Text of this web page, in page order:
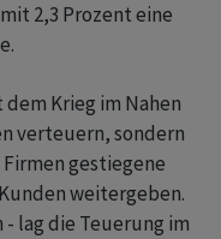
2,3 Prozent eine
Krieg im Nahen
verteuern, sondern
gestiegene
weitergeben.
- lag die Teuerung im